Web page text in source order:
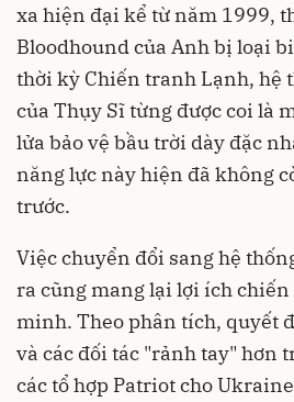
xa hiện đại kể từ năm 1999,
Bloodhound của Anh bị loại
thời kỳ Chiến tranh Lạnh, hệ
của Thụy Sĩ từng được coi là
lửa bảo vệ bầu trời dày đặc
năng lực này hiện đã không
trước.
Việc chuyển đổi sang hệ
ra cũng mang lại lợi ích chiến
minh. Theo phân tích, quyết
và các đối tác "rảnh tay" hơn
các tổ hợp Patriot cho